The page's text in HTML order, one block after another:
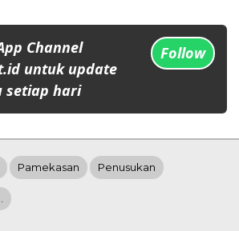
Channel
untuk update
setiap hari
Follow
Pamekasan Penusukan